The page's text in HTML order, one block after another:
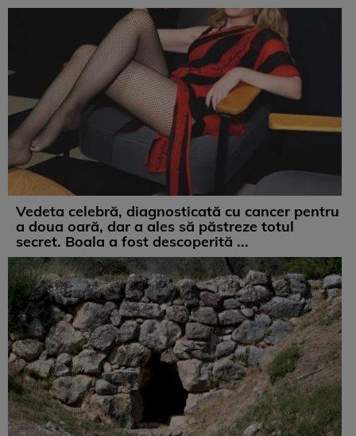
Vedeta celebră, diagnosticată cu cancer pentru
a doua oară, dar a ales să păstreze totul
secret. Boala a fost descoperită ...